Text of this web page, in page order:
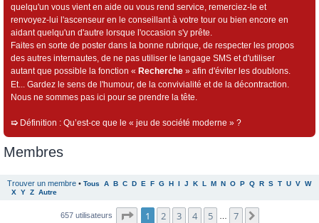
quelqu'un vous vient en aide ou vous rend service, remerciez-le et
renvoyez-lui l'ascenseur en le conseillant à votre tour ou bien encore en
aidant quelqu'un d'autre lorsque l'occasion s'y prête.
Faites en sorte de poster dans la bonne rubrique, de respecter les propos
des autres internautes, de ne pas utiliser le langage SMS et d'utiliser
autant que possible la fonction « Recherche » afin d'éviter les doublons.
Et... Gardez le sens de l'humour, de la convivialité et de la décontraction.
Nous ne sommes pas ici pour se prendre la tête.
➯ Définition : Qu’est-ce que le « jeu de société moderne » ?
Membres
Trouver un membre • Tous A B C D E F G H I J K L M N O P Q R S T U V W
X Y Z Autre
657 utilisateurs Page sur7
1 2 3 4 5 7